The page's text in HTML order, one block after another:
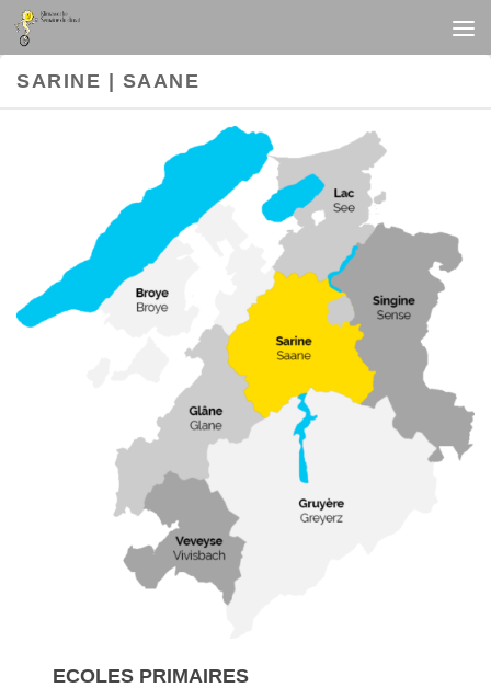
Au dessous du contenu
SARINE | SAANE
ECOLES PRIMAIRES